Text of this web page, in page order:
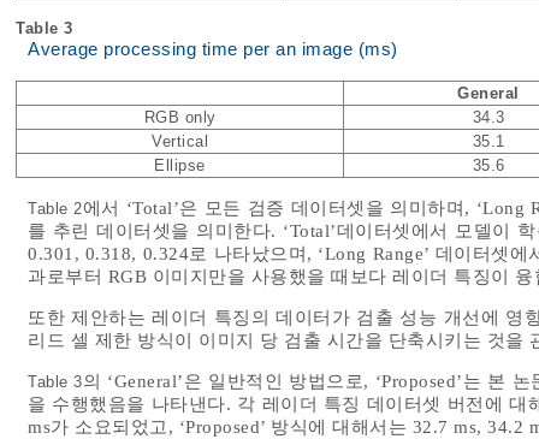
Table 3
Average processing time per an image (ms)
General
RGB only
34.3
Vertical
35.1
Ellipse
35.6
Table 2에서 ‘Total’은 모든 검증 데이터셋을 의미하며,
를 추린 데이터셋을 의미한다. ‘Total’데이터셋에서 모델이
0.301, 0.318, 0.324로 나타났으며, ‘Long Range’ 데이터셋
과로부터 RGB 이미지만을 사용했을 때보다 레이더 특징이
또한 제안하는 레이더 특징의 데이터가 검출 성능 개선에
리드 셀 제한 방식이 이미지 당 검출 시간을 단축시키는 것을
Table 3의 ‘General’은 일반적인 방법으로, ‘Proposed’는 본
을 수행했음을 나타낸다. 각 레이더 특징 데이터셋 버전에 대
ms가 소요되었고, ‘Proposed’ 방식에 대해서는 32.7 ms, 34.2